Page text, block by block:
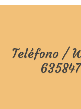
Teléfono /